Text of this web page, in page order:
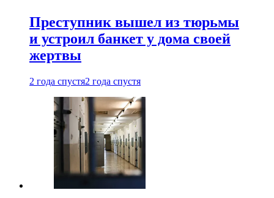
Преступник вышел из тюрьмы
и устроил банкет у дома своей
жертвы
2 года спустя2 года спустя